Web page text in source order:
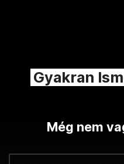
Gyakran
Még nem